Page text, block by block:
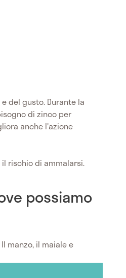
del gusto. Durante la
di zinco per
anche l'azione
rischio di ammalarsi.
possiamo
manzo, il maiale e